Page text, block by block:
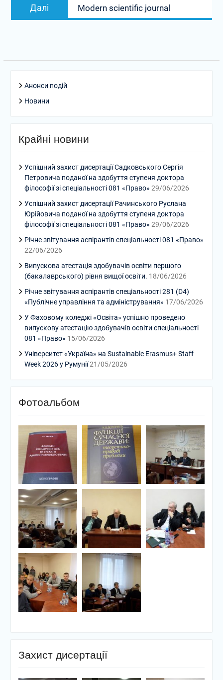
Далі
Наступний
запис:
Modern scientific journal
Анонси подій
Новини
Крайні новини
Успішний захист дисертації Садковського Сергія
Петровича поданої на здобуття ступеня доктора
філософії зі спеціальності 081 «Право» 29/06/2026
Успішний захист дисертації Рачинського Руслана
Юрійовича поданої на здобуття ступеня доктора
філософії зі спеціальності 081 «Право» 29/06/2026
Річне звітування аспірантів спеціальності 081 «Право»
22/06/2026
Випускова атестація здобувачів освіти першого
(бакалаврського) рівня вищої освіти. 18/06/2026
Річне звітування аспірантів спеціальності 281 (D4)
«Публічне управління та адміністрування» 17/06/2026
У Фаховому коледжі «Освіта» успішно проведено
випускову атестацію здобувачів освіти спеціальності
081 «Право» 15/06/2026
Університет «Україна» на Sustainable Erasmus+ Staff
Week 2026 у Румунії 21/05/2026
Фотоальбом
Захист дисертації